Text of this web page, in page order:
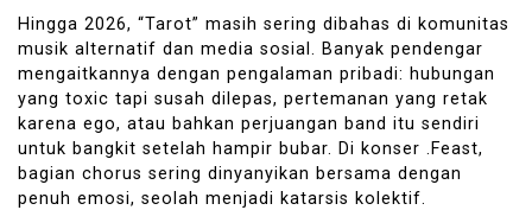
Hingga 2026, “Tarot” masih sering dibahas di komunitas
musik alternatif dan media sosial. Banyak pendengar
mengaitkannya dengan pengalaman pribadi: hubungan
yang toxic tapi susah dilepas, pertemanan yang retak
karena ego, atau bahkan perjuangan band itu sendiri
untuk bangkit setelah hampir bubar. Di konser .Feast,
bagian chorus sering dinyanyikan bersama dengan
penuh emosi, seolah menjadi katarsis kolektif.